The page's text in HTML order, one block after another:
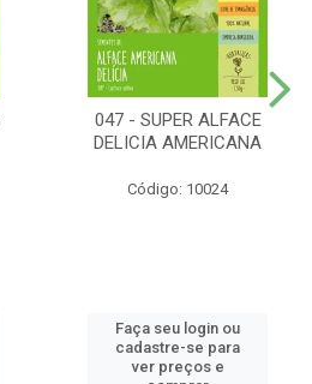
047 - SUPER ALFACE
DELICIA AMERICANA
Código: 10024
Faça seu login ou
cadastre-se para
ver preços e